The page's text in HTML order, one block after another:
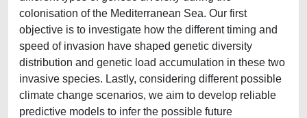
colonisation of the Mediterranean Sea. Our first
objective is to investigate how the different timing and
speed of invasion have shaped genetic diversity
distribution and genetic load accumulation in these two
invasive species. Lastly, considering different possible
climate change scenarios, we aim to develop reliable
predictive models to infer the possible future